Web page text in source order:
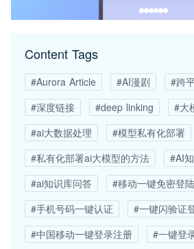
Content Tags
#Aurora Article #AI漫剧
#跨
#深度链接
#deep linking
#大
#ai大数据处理
#模型私有化部署
#私有化部署ai大模型的方法
#AI
#ai知识库问答
#移动一键免密登陆
#手机号码一键认证
#一键闪验证
#中国移动一键登录注册
#一键登